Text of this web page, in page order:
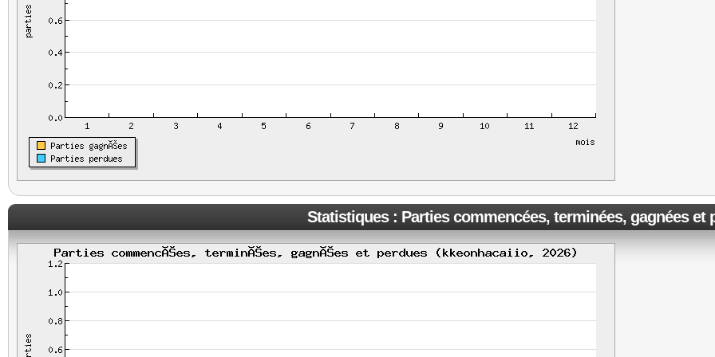
Statistiques : Parties commencées, terminées, gagnées et